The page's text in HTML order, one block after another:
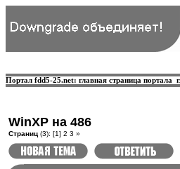
Портал fdd5-25.net: главная страница портала
WinXP на 486
Страниц (3): [1] 2 3 »